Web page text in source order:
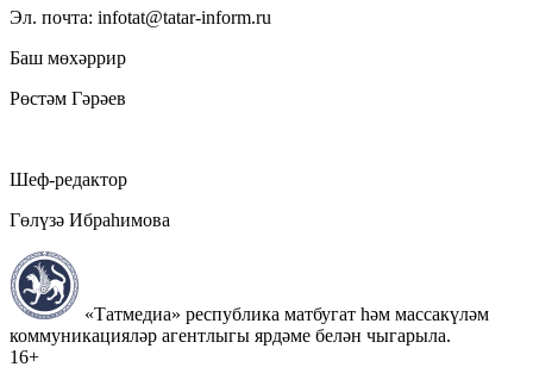
Эл. почта: infotat@tatar-inform.ru
Баш мөхәррир
Рөстәм Гәрәев
Шеф-редактор
Гөлүзә Ибраһимова
«Татмедиа» республика матбугат һәм массакүләм
коммуникацияләр агентлыгы ярдәме белән чыгарыла.
16+